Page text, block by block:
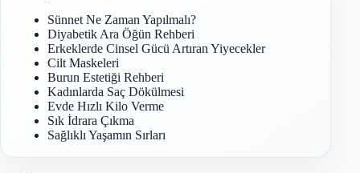
Sünnet Ne Zaman Yapılmalı?
Diyabetik Ara Öğün Rehberi
Erkeklerde Cinsel Gücü Artıran Yiyecekler
Cilt Maskeleri
Burun Estetiği Rehberi
Kadınlarda Saç Dökülmesi
Evde Hızlı Kilo Verme
Sık İdrara Çıkma
Sağlıklı Yaşamın Sırları